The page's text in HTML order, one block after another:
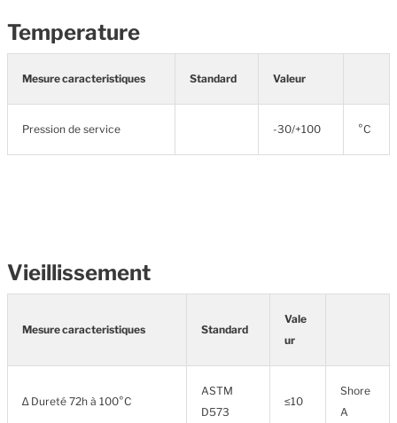
Temperature
Mesure caracteristiques Standard Valeur
Pression de service -30/+100 °C
Vieillissement
Mesure caracteristiques Standard
Vale
ur
∆ Dureté 72h à 100°C
ASTM
D573
≤10
Shore
A